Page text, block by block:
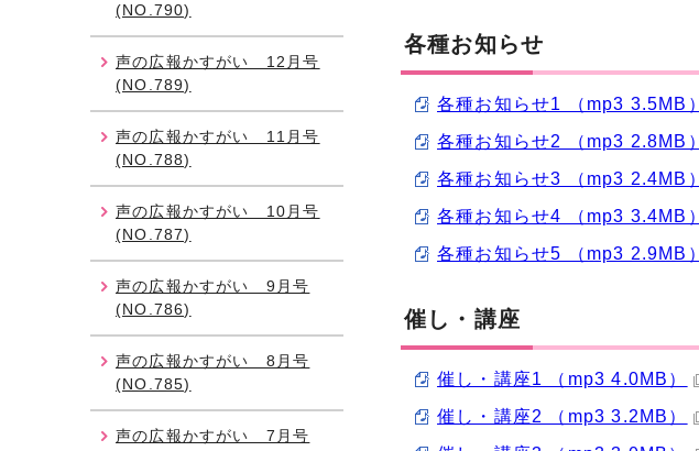
各種お知らせ
各種お知らせ1 （mp3 3.5MB）
各種お知らせ2 （mp3 2.8MB）
各種お知らせ3 （mp3 2.4MB）
各種お知らせ4 （mp3 3.4MB）
各種お知らせ5 （mp3 2.9MB）
催し・講座
催し・講座1 （mp3 4.0MB）
催し・講座2 （mp3 3.2MB）
(NO.790)
声の広報かすがい 12月号
(NO.789)
声の広報かすがい 11月号
(NO.788)
声の広報かすがい 10月号
(NO.787)
声の広報かすがい 9月号
(NO.786)
声の広報かすがい 8月号
(NO.785)
声の広報かすがい 7月号